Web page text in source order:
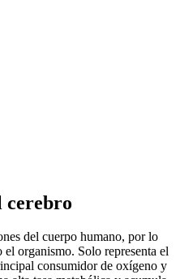
cerebro
del cuerpo humano, por lo
organismo. Solo representa el
consumidor de oxígeno y